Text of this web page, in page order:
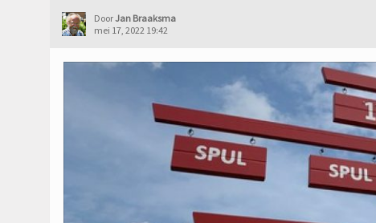
DoorJan Braaksma
mei 17, 2022 19:42